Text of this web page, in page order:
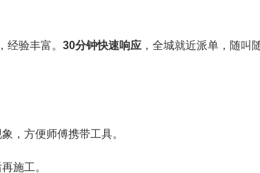
验丰富。 30分钟快速响应 ，全城就近派单，随叫
，方便师傅携带工具。
施工。